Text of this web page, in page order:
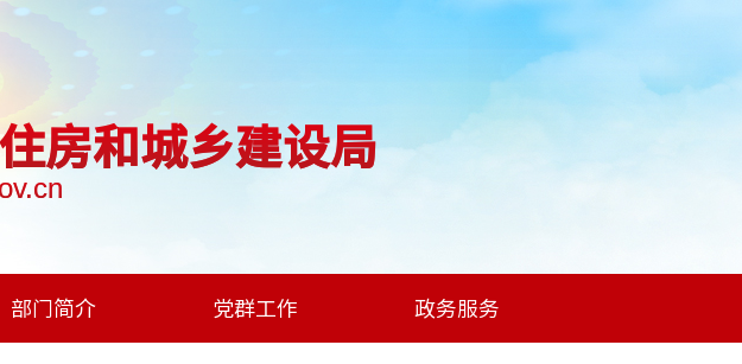
房和城乡建设局
部门简介 党群工作 政务服务